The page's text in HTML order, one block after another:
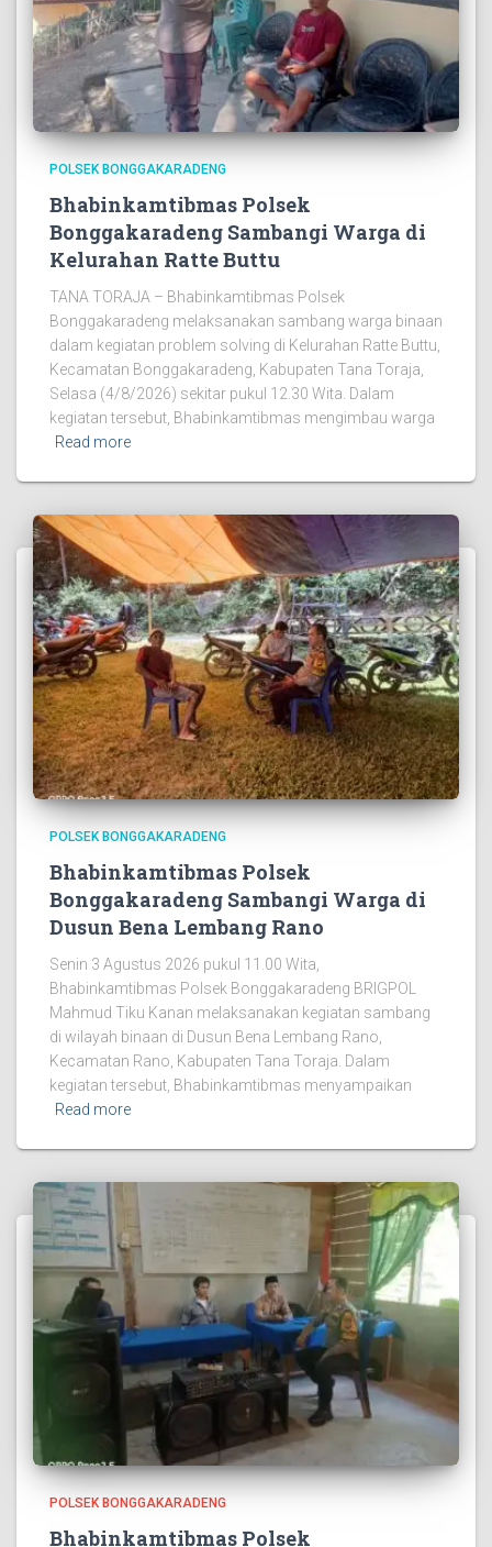
POLSEK BONGGAKARADENG
Bhabinkamtibmas Polsek
Bonggakaradeng Sambangi Warga di
Kelurahan Ratte Buttu
TANA TORAJA – Bhabinkamtibmas Polsek
Bonggakaradeng melaksanakan sambang warga binaan
dalam kegiatan problem solving di Kelurahan Ratte Buttu,
Kecamatan Bonggakaradeng, Kabupaten Tana Toraja,
Selasa (4/8/2026) sekitar pukul 12.30 Wita. Dalam
kegiatan tersebut, Bhabinkamtibmas mengimbau warga
Read more
POLSEK BONGGAKARADENG
Bhabinkamtibmas Polsek
Bonggakaradeng Sambangi Warga di
Dusun Bena Lembang Rano
Senin 3 Agustus 2026 pukul 11.00 Wita,
Bhabinkamtibmas Polsek Bonggakaradeng BRIGPOL
Mahmud Tiku Kanan melaksanakan kegiatan sambang
di wilayah binaan di Dusun Bena Lembang Rano,
Kecamatan Rano, Kabupaten Tana Toraja. Dalam
kegiatan tersebut, Bhabinkamtibmas menyampaikan
Read more
POLSEK BONGGAKARADENG
Bhabinkamtibmas Polsek